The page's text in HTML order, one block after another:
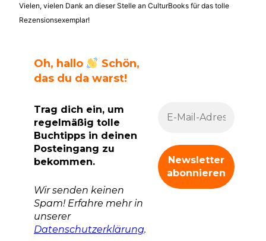
Vielen, vielen Dank an dieser Stelle an CulturBooks für das tolle
Rezensionsexemplar!
Oh, hallo
Schön,
das du da warst!
Trag dich ein, um
regelmäßig tolle
Buchtipps in deinen
Posteingang zu
bekommen.
Wir senden keinen
Spam! Erfahre mehr in
unserer
Datenschutzerklärung.